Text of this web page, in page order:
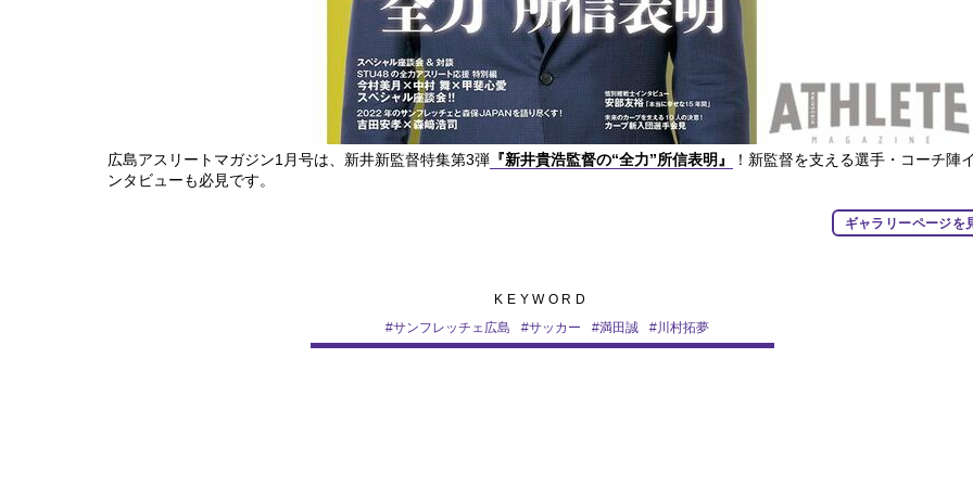
広島アスリートマガジン1月号は、新井新監督特集第3弾 『新井貴浩監督の“全力”所信表明』
！新監督を支える選手・コーチ陣
ンタビューも必見です。
ギャラリーページを
KEYWORD
#サンフレッチェ広島 #サッカー #満田誠 #川村拓夢